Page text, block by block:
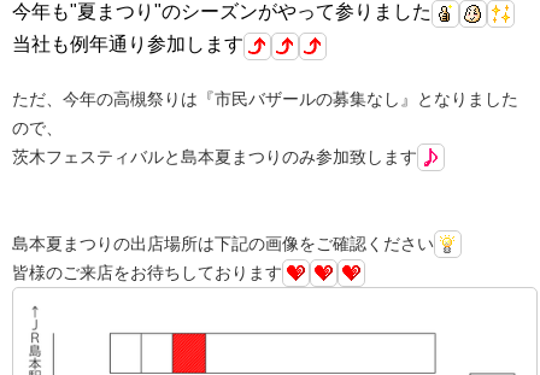
今年も"夏まつり"のシーズンがやって参りました
当社も例年通り参加します
ただ、今年の高槻祭りは『市民バザールの募集なし』となりました
ので、
茨木フェスティバルと島本夏まつりのみ参加致します
島本夏まつりの出店場所は下記の画像をご確認ください
皆様のご来店をお待ちしております